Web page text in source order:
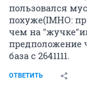
пользовался
похуже(IMHO:
чем на
предположение
база с 2641111.
ОТВЕТИТЬ